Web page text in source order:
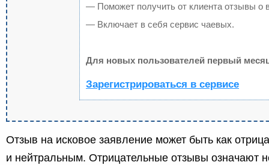
— Поможет получить от клиента отзывы о
— Включает в себя сервис чаевых.
Для новых пользователей первый
Зарегистрироваться в сервисе
Отзыв на исковое заявление может быть как
и нейтральным. Отрицательные отзывы означают